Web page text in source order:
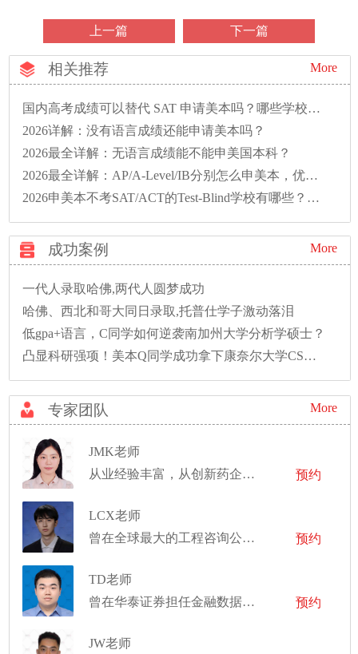
上一篇 下一篇
相关推荐 More
国内高考成绩可以替代 SAT 申请美本吗？哪些学校接受？
2026详解：没有语言成绩还能申请美本吗？
2026最全详解：无语言成绩能不能申美国本科？
2026最全详解：AP/A-Level/IB分别怎么申美本，优势区别?
2026申美本不考SAT/ACT的Test-Blind学校有哪些？含金量低吗？
成功案例 More
一代人录取哈佛,两代人圆梦成功
哈佛、西北和哥大同日录取,托普仕学子激动落泪
低gpa+语言，C同学如何逆袭南加州大学分析学硕士？
凸显科研强项！美本Q同学成功拿下康奈尔大学CS硕士录取！
专家团队 More
JMK老师
从业经验丰富，从创新药企中的项目管理，到大型药企的医药投资，再到世界前十的市场调研公司的咨询顾问
预约
LCX老师
曾在全球最大的工程咨询公司工作
预约
TD老师
曾在华泰证券担任金融数据分析师
预约
JW老师